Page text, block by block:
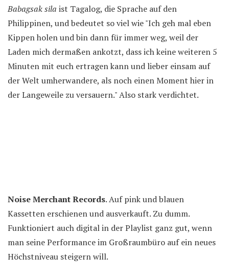
Babagsak sila ist Tagalog, die Sprache auf den
Philippinen, und bedeutet so viel wie "Ich geh mal eben
Kippen holen und bin dann für immer weg, weil der
Laden mich dermaßen ankotzt, dass ich keine weiteren 5
Minuten mit euch ertragen kann und lieber einsam auf
der Welt umherwandere, als noch einen Moment hier in
der Langeweile zu versauern." Also stark verdichtet.
Noise Merchant Records. Auf pink und blauen
Kassetten erschienen und ausverkauft. Zu dumm.
Funktioniert auch digital in der Playlist ganz gut, wenn
man seine Performance im Großraumbüro auf ein neues
Höchstniveau steigern will.